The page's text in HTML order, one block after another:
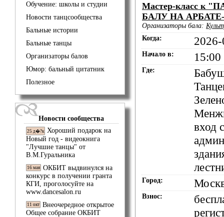
Обучение: школы и студии
Новости танцсообщества
Бальные истории
Бальные танцы
Организаторы балов
Юмор: бальный цитатник
Полезное
Новости сообщества
25 д�?к Хороший подарок на
Новый год - видеокнига
"Лучшие танцы" от
В.М.Гуральника
16 мая ОКБИТ выдвинулся на
конкурс в получении гранта
КГИ, проголосуйте на
www.dancesalon.ru
11 окт Внеочередное открытое
Общее собрание ОКБИТ
Мастер-класс к
БАЛУ НА АРБАТЕ-
Организаторы бала:
Когда:
Начало в: 15:00
Где:
вход
Город:
Взнос: